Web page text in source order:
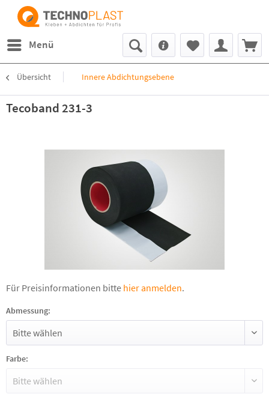
Menü
Übersicht Innere Abdichtungsebene
Tecoband 231-3
Für Preisinformationen bitte hier anmelden.
Abmessung:
Farbe: